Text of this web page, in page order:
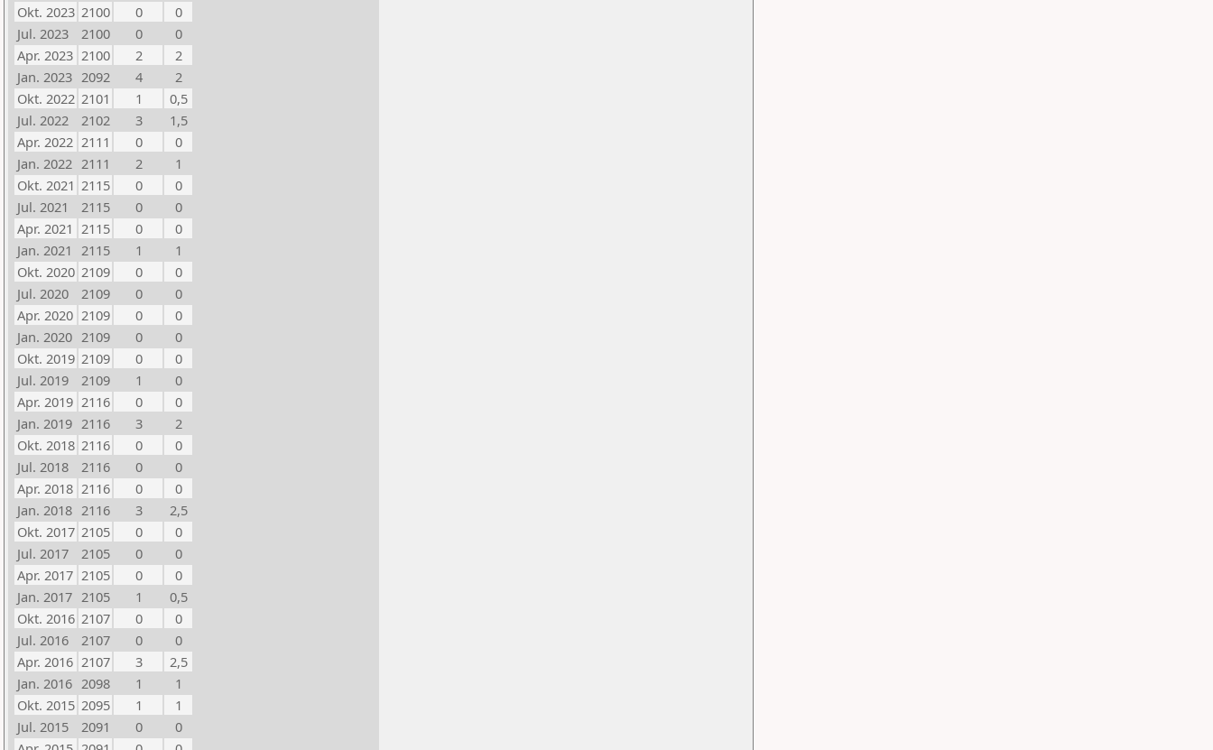
Okt. 2023 2100 0
0
Jul. 2023
2100 0
0
Apr. 2023 2100 2
2
Jan. 2023 2092 4
2
Okt. 2022 2101 1
0,5
Jul. 2022
2102 3
1,5
Apr. 2022 2111 0
0
Jan. 2022 2111 2
1
Okt. 2021 2115 0
0
Jul. 2021
2115 0
0
Apr. 2021 2115 0
0
Jan. 2021 2115 1
1
Okt. 2020 2109 0
0
Jul. 2020
2109 0
0
Apr. 2020 2109 0
0
Jan. 2020 2109 0
0
Okt. 2019 2109 0
0
Jul. 2019
2109 1
0
Apr. 2019 2116 0
0
Jan. 2019 2116 3
2
Okt. 2018 2116 0
0
Jul. 2018
2116 0
0
Apr. 2018 2116 0
0
Jan. 2018 2116 3
2,5
Okt. 2017 2105 0
0
Jul. 2017
2105 0
0
Apr. 2017 2105 0
0
Jan. 2017 2105 1
0,5
Okt. 2016 2107 0
0
Jul. 2016
2107 0
0
Apr. 2016 2107 3
2,5
Jan. 2016 2098 1
1
Okt. 2015 2095 1
1
Jul. 2015
2091 0
0